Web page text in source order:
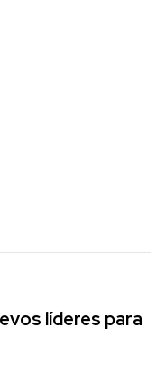
líderes para